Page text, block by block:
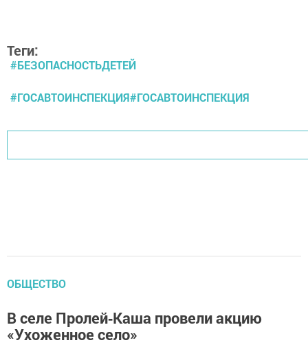
Теги:
#БЕЗОПАСНОСТЬДЕТЕЙ
#ГОСАВТОИНСПЕКЦИЯ#ГОСАВТОИНСПЕКЦИЯ
ОБЩЕСТВО
В селе Пролей‑Каша провели акцию
«Ухоженное село»